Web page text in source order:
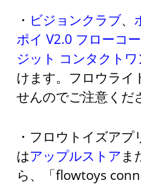
・ ビジョンクラブ、
ポイ V2.0 フローコ
ジット コンタクト
けます。フロウライ
せんのでご注意くだ
・フロウトイズア
はアップルストア ま
ら、「flowtoys